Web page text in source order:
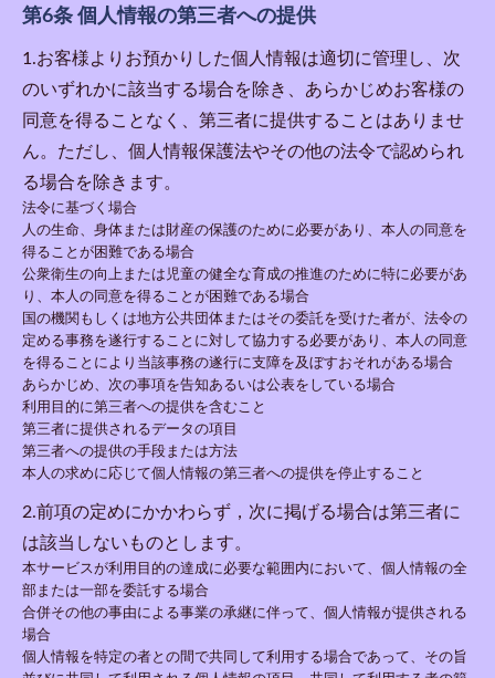
第6条 個人情報の第三者への提供
1.お客様よりお預かりした個人情報は適切に管理し、次
のいずれかに該当する場合を除き、あらかじめお客様の
同意を得ることなく、第三者に提供することはありませ
ん。ただし、個人情報保護法やその他の法令で認められ
る場合を除きます。
法令に基づく場合
人の生命、身体または財産の保護のために必要があり、本人の同意を
得ることが困難である場合
公衆衛生の向上または児童の健全な育成の推進のために特に必要があ
り、本人の同意を得ることが困難である場合
国の機関もしくは地方公共団体またはその委託を受けた者が、法令の
定める事務を遂行することに対して協力する必要があり、本人の同意
を得ることにより当該事務の遂行に支障を及ぼすおそれがある場合
あらかじめ、次の事項を告知あるいは公表をしている場合
利用目的に第三者への提供を含むこと
第三者に提供されるデータの項目
第三者への提供の手段または方法
本人の求めに応じて個人情報の第三者への提供を停止すること
2.前項の定めにかかわらず，次に掲げる場合は第三者に
は該当しないものとします。
本サービスが利用目的の達成に必要な範囲内において、個人情報の全
部または一部を委託する場合
合併その他の事由による事業の承継に伴って、個人情報が提供される
場合
個人情報を特定の者との間で共同して利用する場合であって、その旨